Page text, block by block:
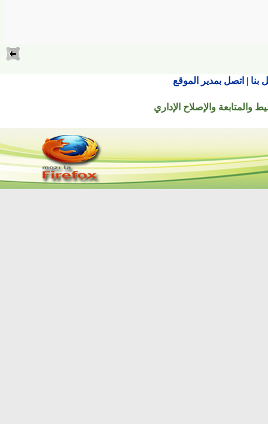
| اتصل بمدير الموقع
والإصلاح الإداري